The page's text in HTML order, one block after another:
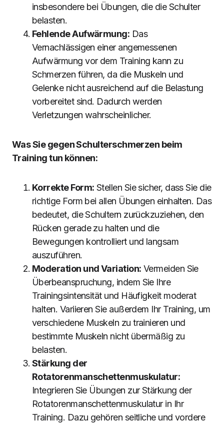
insbesondere bei Übungen, die die Schulter
belasten.
Fehlende Aufwärmung: Das
Vernachlässigen einer angemessenen
Aufwärmung vor dem Training kann zu
Schmerzen führen, da die Muskeln und
Gelenke nicht ausreichend auf die Belastung
vorbereitet sind. Dadurch werden
Verletzungen wahrscheinlicher.
Was Sie gegen Schulterschmerzen beim
Training tun können:
Korrekte Form: Stellen Sie sicher, dass Sie die
richtige Form bei allen Übungen einhalten. Das
bedeutet, die Schultern zurückzuziehen, den
Rücken gerade zu halten und die
Bewegungen kontrolliert und langsam
auszuführen.
Moderation und Variation: Vermeiden Sie
Überbeanspruchung, indem Sie Ihre
Trainingsintensität und Häufigkeit moderat
halten. Variieren Sie außerdem Ihr Training, um
verschiedene Muskeln zu trainieren und
bestimmte Muskeln nicht übermäßig zu
belasten.
Stärkung der
Rotatorenmanschettenmuskulatur:
Integrieren Sie Übungen zur Stärkung der
Rotatorenmanschettenmuskulatur in Ihr
Training. Dazu gehören seitliche und vordere